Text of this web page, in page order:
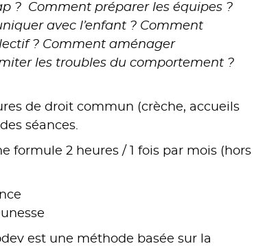
? Comment préparer les équipes ?
avec l’enfant ? Comment
? Comment aménager
les troubles du comportement ?
de droit commun (crèche, accueils
séances.
formule 2 heures / 1 fois par mois (hors
est une méthode basée sur la